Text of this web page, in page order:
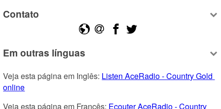
Contato
Em outras línguas
Veja esta página em Inglês: Listen AceRadio - Country Gold
online
Veja esta página em Francês: Ecouter AceRadio - Country